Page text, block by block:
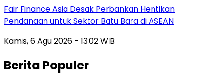
Fair Finance Asia Desak Perbankan Hentikan
Pendanaan untuk Sektor Batu Bara di ASEAN
Kamis, 6 Agu 2026 - 13:02 WIB
Berita Populer